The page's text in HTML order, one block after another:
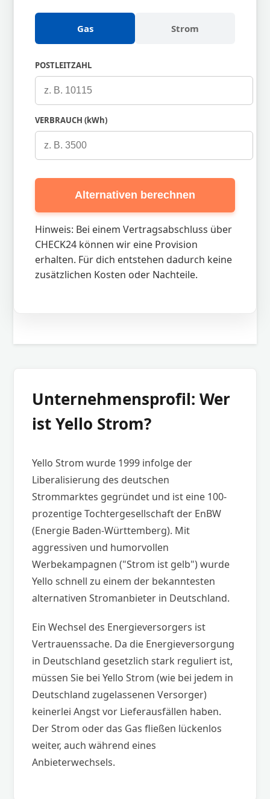
Gas Strom
POSTLEITZAHL
VERBRAUCH (kWh)
Alternativen berechnen
Hinweis: Bei einem Vertragsabschluss über
CHECK24 können wir eine Provision
erhalten. Für dich entstehen dadurch keine
zusätzlichen Kosten oder Nachteile.
Unternehmensprofil: Wer
ist Yello Strom?
Yello Strom wurde 1999 infolge der
Liberalisierung des deutschen
Strommarktes gegründet und ist eine 100-
prozentige Tochtergesellschaft der EnBW
(Energie Baden-Württemberg). Mit
aggressiven und humorvollen
Werbekampagnen ("Strom ist gelb") wurde
Yello schnell zu einem der bekanntesten
alternativen Stromanbieter in Deutschland.
Ein Wechsel des Energieversorgers ist
Vertrauenssache. Da die Energieversorgung
in Deutschland gesetzlich stark reguliert ist,
müssen Sie bei Yello Strom (wie bei jedem in
Deutschland zugelassenen Versorger)
keinerlei Angst vor Lieferausfällen haben.
Der Strom oder das Gas fließen lückenlos
weiter, auch während eines
Anbieterwechsels.